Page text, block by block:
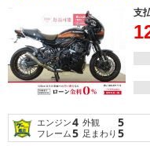
支
エンジン4 外観 5
フレーム5 足まわり 5